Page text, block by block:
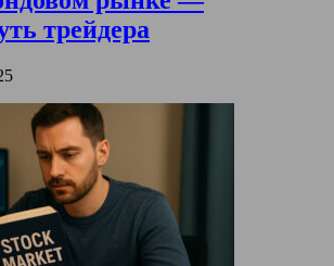
трейдера